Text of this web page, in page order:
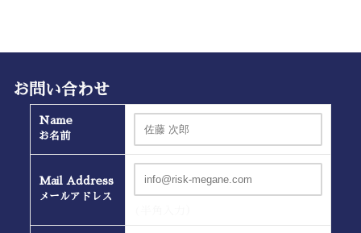
お問い合わせ
Name
お名前
Mail Address
メールアドレス